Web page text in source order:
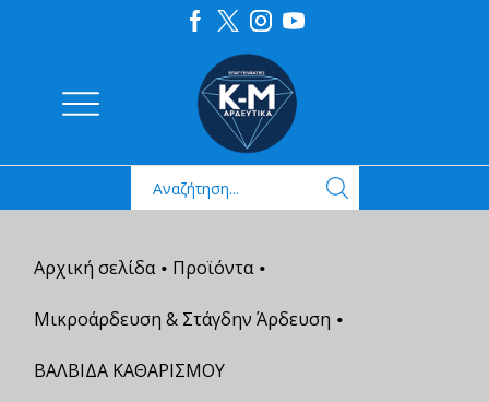
Αρχική σελίδα • Προϊόντα •
Μικροάρδευση & Στάγδην Άρδευση •
ΒΑΛΒΙΔΑ ΚΑΘΑΡΙΣΜΟΥ